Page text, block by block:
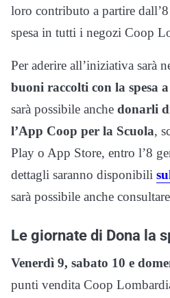
loro contributo a partire
spesa in tutti i negozi Coop
Per aderire all’iniziativa sarà
buoni raccolti con la spesa
sarà possibile anche donarli
l’App Coop per la Scuola,
Play o App Store, entro l’8
dettagli saranno disponibili
sarà possibile anche
Le giornate di Dona la
Venerdì 9, sabato 10 e
punti vendita Coop